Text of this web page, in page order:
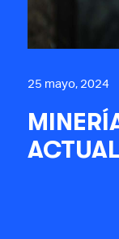
25 mayo, 2024
ACTUAL